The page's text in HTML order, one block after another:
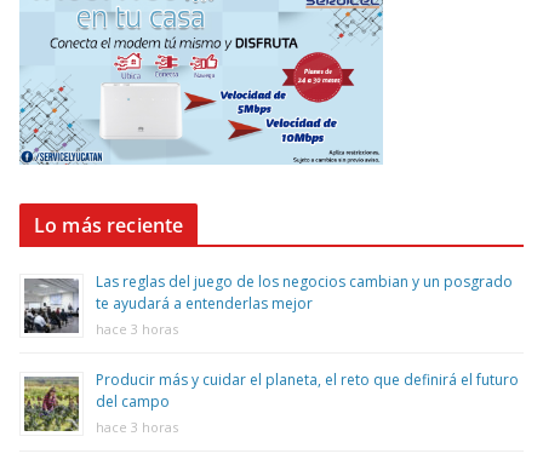
Lo más reciente
Las reglas del juego de los negocios cambian y un posgrado
te ayudará a entenderlas mejor
hace 3 horas
Producir más y cuidar el planeta, el reto que definirá el futuro
del campo
hace 3 horas